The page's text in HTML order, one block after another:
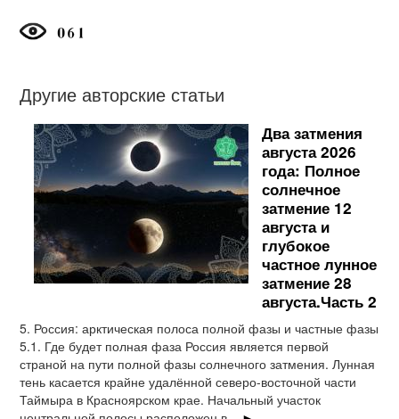
Другие авторские статьи
Два затмения
августа 2026
года: Полное
солнечное
затмение 12
августа и
глубокое
частное лунное
затмение 28
августа.Часть 2
5. Россия: арктическая полоса полной фазы и частные фазы
5.1. Где будет полная фаза Россия является первой
страной на пути полной фазы солнечного затмения. Лунная
тень касается крайне удалённой северо-восточной части
Таймыра в Красноярском крае. Начальный участок